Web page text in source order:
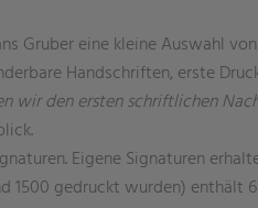
Gruber eine kleine Auswahl
Handschriften, erste
wir den ersten schriftlichen
Eigene Signaturen
1500 gedruckt wurden) enthält